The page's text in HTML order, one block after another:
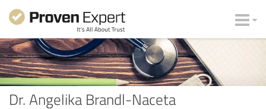
Dr. Angelika Brandl-Naceta